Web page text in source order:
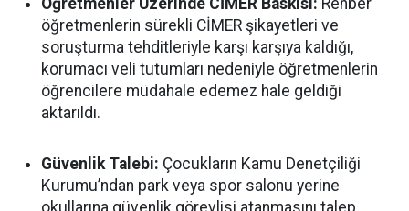
Öğretmenler Üzerinde CİMER Baskısı: Rehber
öğretmenlerin sürekli CİMER şikayetleri ve
soruşturma tehditleriyle karşı karşıya kaldığı,
korumacı veli tutumları nedeniyle öğretmenlerin
öğrencilere müdahale edemez hale geldiği
aktarıldı.
Güvenlik Talebi: Çocukların Kamu Denetçiliği
Kurumu’ndan park veya spor salonu yerine